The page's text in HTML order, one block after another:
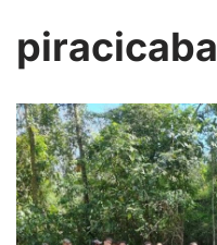
piracicaba